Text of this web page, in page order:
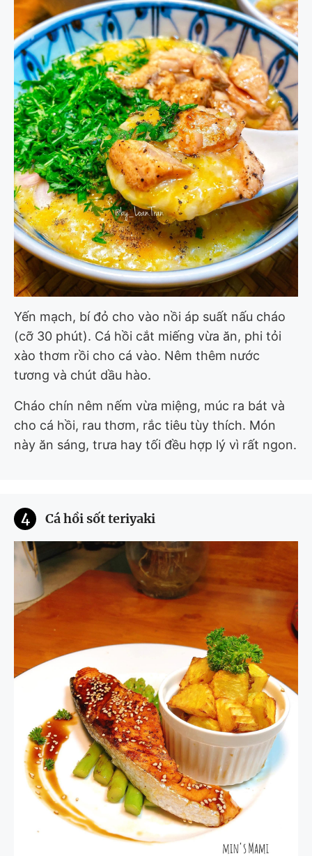
Yến mạch, bí đỏ cho vào nồi áp suất nấu cháo
(cỡ 30 phút). Cá hồi cắt miếng vừa ăn, phi tỏi
xào thơm rồi cho cá vào. Nêm thêm nước
tương và chút dầu hào.
Cháo chín nêm nếm vừa miệng, múc ra bát và
cho cá hồi, rau thơm, rắc tiêu tùy thích. Món
này ăn sáng, trưa hay tối đều hợp lý vì rất ngon.
4 Cá hồi sốt teriyaki